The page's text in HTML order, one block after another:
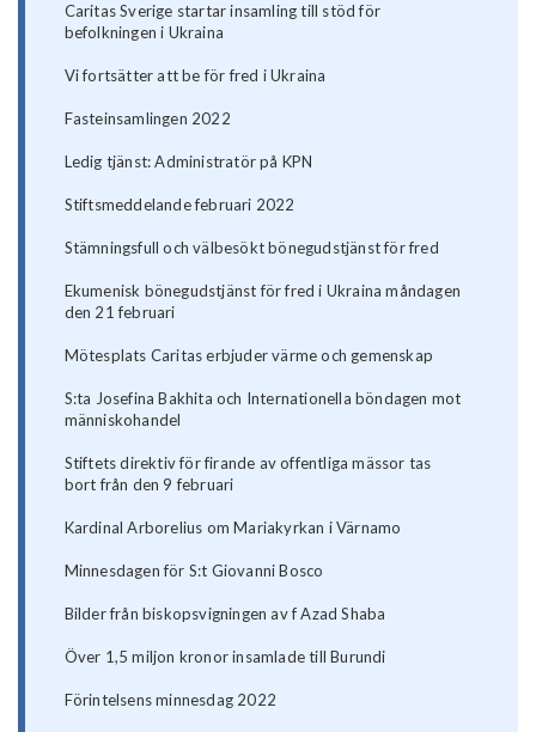
Caritas Sverige startar insamling till stöd för
befolkningen i Ukraina
Vi fortsätter att be för fred i Ukraina
Fasteinsamlingen 2022
Ledig tjänst: Administratör på KPN
Stiftsmeddelande februari 2022
Stämningsfull och välbesökt bönegudstjänst för fred
Ekumenisk bönegudstjänst för fred i Ukraina måndagen
den 21 februari
Mötesplats Caritas erbjuder värme och gemenskap
S:ta Josefina Bakhita och Internationella böndagen mot
människohandel
Stiftets direktiv för firande av offentliga mässor tas
bort från den 9 februari
Kardinal Arborelius om Mariakyrkan i Värnamo
Minnesdagen för S:t Giovanni Bosco
Bilder från biskopsvigningen av f Azad Shaba
Över 1,5 miljon kronor insamlade till Burundi
Förintelsens minnesdag 2022